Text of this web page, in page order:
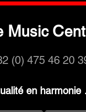
Music C
(0) 475 46 20
en